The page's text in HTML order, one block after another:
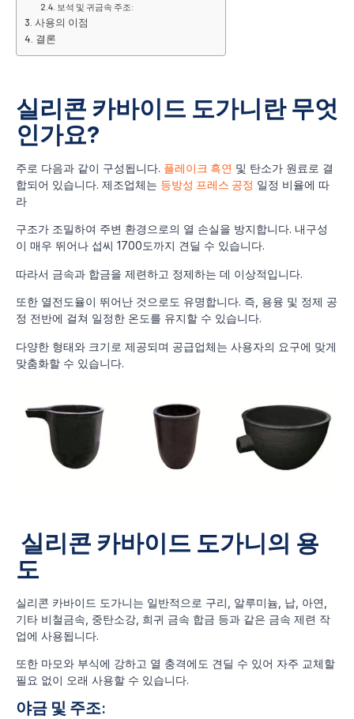
보석 및 귀금속 주조:
사용의 이점
결론
실리콘 카바이드 도가니란 무엇
인가요?
주로 다음과 같이 구성됩니다. 플레이크 흑연 및 탄소가 원료로 결
합되어 있습니다. 제조업체는 등방성 프레스 공정 일정 비율에 따
라
구조가 조밀하여 주변 환경으로의 열 손실을 방지합니다. 내구성
이 매우 뛰어나 섭씨 1700도까지 견딜 수 있습니다.
따라서 금속과 합금을 제련하고 정제하는 데 이상적입니다.
또한 열전도율이 뛰어난 것으로도 유명합니다. 즉, 용융 및 정제 공
정 전반에 걸쳐 일정한 온도를 유지할 수 있습니다.
다양한 형태와 크기로 제공되며 공급업체는 사용자의 요구에 맞게
맞춤화할 수 있습니다.
실리콘 카바이드 도가니의 용
도
실리콘 카바이드 도가니는 일반적으로 구리, 알루미늄, 납, 아연,
기타 비철금속, 중탄소강, 희귀 금속 합금 등과 같은 금속 제련 작
업에 사용됩니다.
또한 마모와 부식에 강하고 열 충격에도 견딜 수 있어 자주 교체할
필요 없이 오래 사용할 수 있습니다.
야금 및 주조: